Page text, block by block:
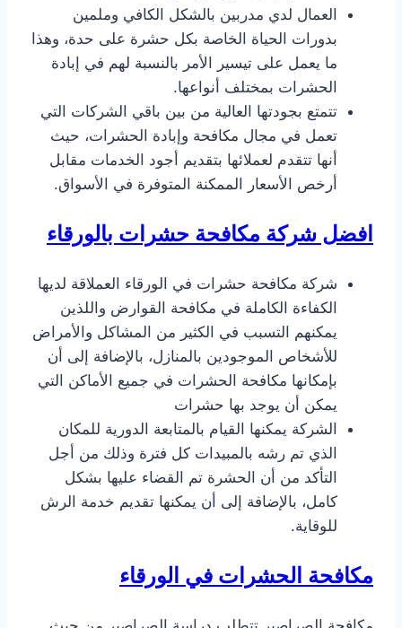
العمال لدي مدربين بالشكل الكافي وملمين
بدورات الحياة الخاصة بكل حشرة على حدة، وهذا
ما يعمل على تيسير الأمر بالنسبة لهم في إبادة
الحشرات بمختلف أنواعها.
تتمتع بجودتها العالية من بين باقي الشركات التي
تعمل في مجال مكافحة وإبادة الحشرات، حيث
أنها تتقدم لعملائها بتقديم أجود الخدمات مقابل
أرخص الأسعار الممكنة المتوفرة في الأسواق.
افضل شركة مكافحة حشرات بالورقاء
شركة مكافحة حشرات في الورقاء العملاقة لديها
الكفاءة الكاملة في مكافحة القوارض واللذين
يمكنهم التسبب في الكثير من المشاكل والأمراض
للأشخاص الموجودين بالمنازل، بالإضافة إلى أن
بإمكانها مكافحة الحشرات في جميع الأماكن التي
يمكن أن يوجد بها حشرات
الشركة يمكنها القيام بالمتابعة الدورية للمكان
الذي تم رشه بالمبيدات كل فترة وذلك من أجل
التأكد من أن الحشرة تم القضاء عليها بشكل
كامل، بالإضافة إلى أن يمكنها تقديم خدمة الرش
للوقاية.
مكافحة الحشرات في الورقاء